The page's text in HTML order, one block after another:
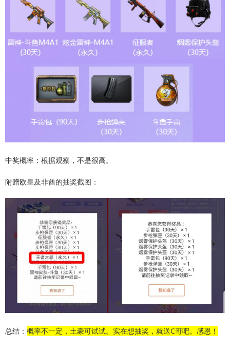
中奖概率：根据观察，不是很高。
附赠欧皇及非酋的抽奖截图：
总结： 概率不一定，土豪可试试。实在想抽奖，就送C哥吧。感恩！